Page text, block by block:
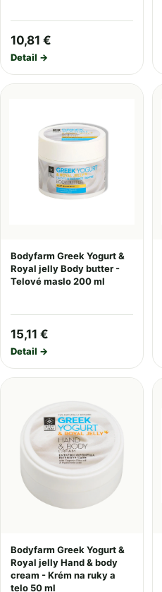
10,81 €
Detail →
Bodyfarm Greek Yogurt &
Royal jelly Body butter -
Telové maslo 200 ml
15,11 €
Detail →
Bodyfarm Greek Yogurt &
Royal jelly Hand & body
cream - Krém na ruky a
telo 50 ml